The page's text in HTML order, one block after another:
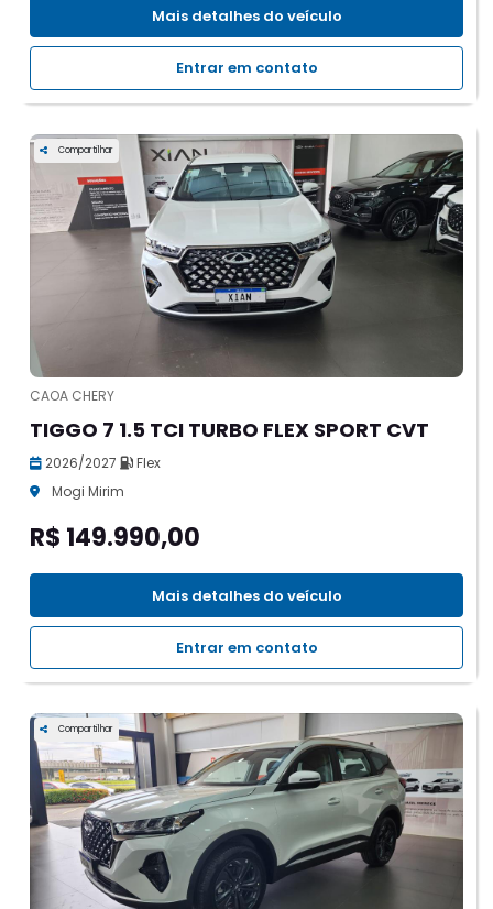
Mais detalhes do veículo
Entrar em contato
Compartilhar
CAOA CHERY
TIGGO 7 1.5 TCI TURBO FLEX SPORT CVT
2026/2027
Flex
Mogi Mirim
R$ 149.990,00
Mais detalhes do veículo
Entrar em contato
Compartilhar